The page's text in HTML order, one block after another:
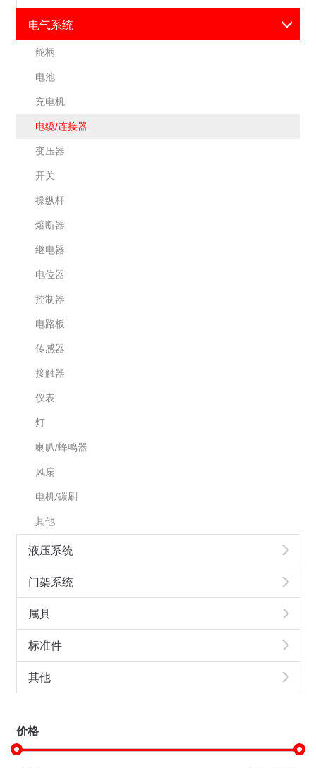
电气系统
舵柄
电池
充电机
电缆/连接器
变压器
开关
操纵杆
熔断器
继电器
电位器
控制器
电路板
传感器
接触器
仪表
灯
喇叭/蜂鸣器
风扇
电机/碳刷
其他
液压系统
门架系统
属具
标准件
其他
价格